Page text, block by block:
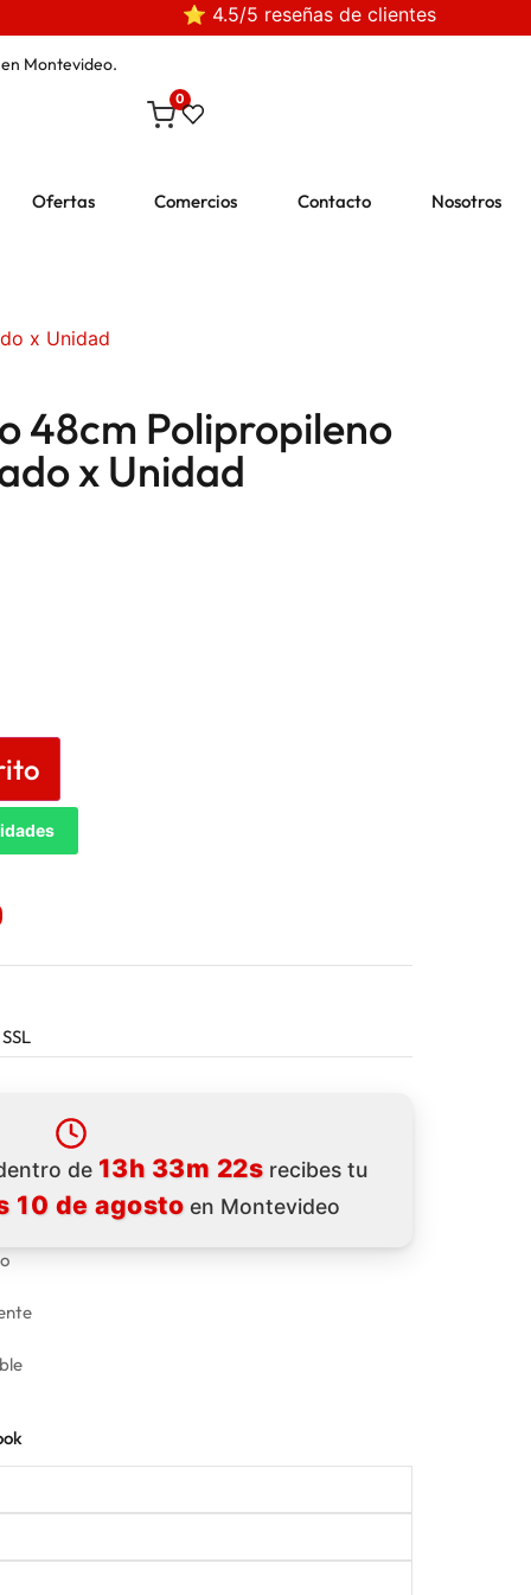
⭐ 4.5/5 reseñas de clientes
Montevideo.
0
Ofertas Comercios Contacto Nosotros
x Unidad
48cm Polipropileno
x Unidad
de 13h 33m 22s recibes tu
10 de agosto en Montevideo